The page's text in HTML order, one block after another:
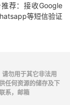
荐：接收Google
等短信验证
勿用于其它非法用
任何资源的储存及下
系，邮箱